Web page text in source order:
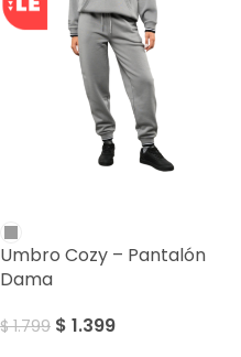
Umbro Cozy – Pantalón
Dama
$1.799 $ 1.399